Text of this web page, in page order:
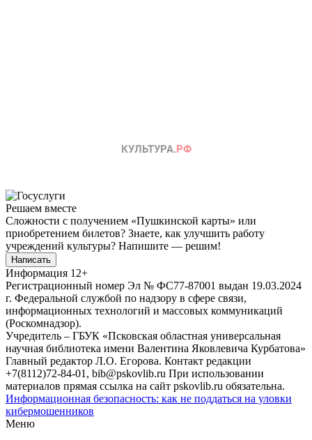
Решаем вместе
Сложности с получением «Пушкинской карты» или
приобретением билетов? Знаете, как улучшить работу
учреждений культуры? Напишите — решим!
Написать
Информация 12+
Регистрационный номер Эл № ФС77-87001 выдан 19.03.2024
г. Федеральной службой по надзору в сфере связи,
информационных технологий и массовых коммуникаций
(Роскомнадзор).
Учредитель – ГБУК «Псковская областная универсальная
научная библиотека имени Валентина Яковлевича Курбатова»
Главный редактор Л.О. Егорова. Контакт редакции
+7(8112)72-84-01, bib@pskovlib.ru При использовании
материалов прямая ссылка на сайт pskovlib.ru обязательна.
Информационная безопасность: как не поддаться на уловки
кибермошенников
Меню